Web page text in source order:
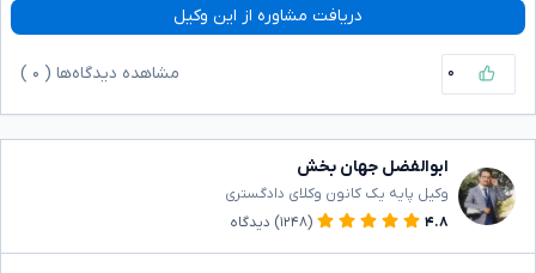
دریافت مشاوره از این وکیل
۰ مشاهده دیدگاه‌ها ( ۰
ابوالفضل جهان بخش
وکیل پایه یک کانون وکلای دادگستری
۴.۸
(۱۲۴۸) دیدگاه